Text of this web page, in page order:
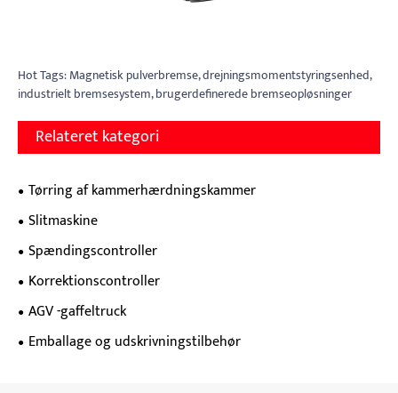
Hot Tags: Magnetisk pulverbremse, drejningsmomentstyringsenhed,
industrielt bremsesystem, brugerdefinerede bremseopløsninger
Relateret kategori
Tørring af kammerhærdningskammer
Slitmaskine
Spændingscontroller
Korrektionscontroller
AGV -gaffeltruck
Emballage og udskrivningstilbehør